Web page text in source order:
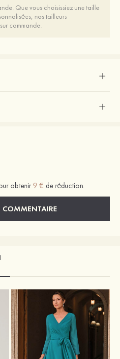
Que vous choisissiez une taille
nos tailleurs
commande.
obtenir 9 € de réduction.
COMMENTAIRE